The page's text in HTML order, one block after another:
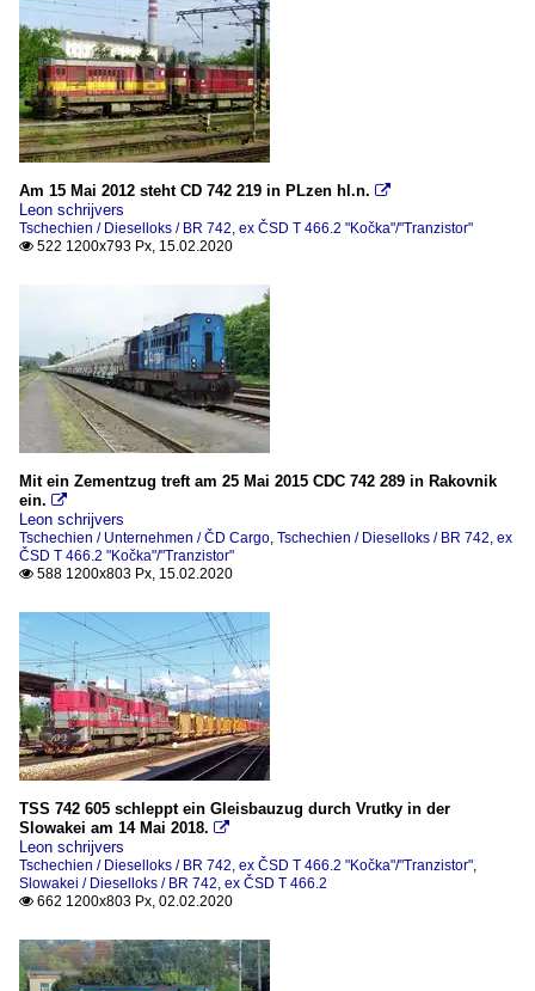
Am 15 Mai 2012 steht CD 742 219 in PLzen hl.n. 
Leon schrijvers
Tschechien / Dieselloks / BR 742, ex ČSD T 466.2 "Kočka"/"Tranzistor"
 522 1200x793 Px, 15.02.2020
Mit ein Zementzug treft am 25 Mai 2015 CDC 742 289 in Rakovnik
ein. 
Leon schrijvers
Tschechien / Unternehmen / ČD Cargo, Tschechien / Dieselloks / BR 742, ex
ČSD T 466.2 "Kočka"/"Tranzistor"
 588 1200x803 Px, 15.02.2020
TSS 742 605 schleppt ein Gleisbauzug durch Vrutky in der
Slowakei am 14 Mai 2018. 
Leon schrijvers
Tschechien / Dieselloks / BR 742, ex ČSD T 466.2 "Kočka"/"Tranzistor",
Slowakei / Dieselloks / BR 742, ex ČSD T 466.2
 662 1200x803 Px, 02.02.2020